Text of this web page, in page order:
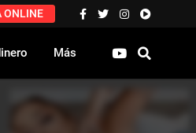
ONLINE
Más